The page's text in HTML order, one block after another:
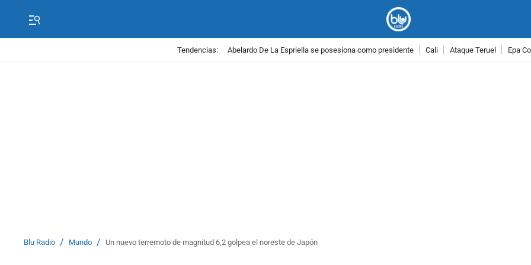
Tendencias: Abelardo De La Espriella se posesiona como presidente Cali Ataque Teruel Epa
Blu Radio / Mundo / Un nuevo terremoto de magnitud 6,2 golpea el noreste de Japón